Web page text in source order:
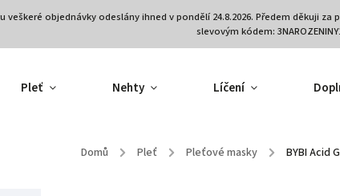
veškeré objednávky odeslány ihned v pondělí 24.8.2026. Předem děkuji
slevovým kódem:
Pleť Nehty Líčení
Domů / Pleť / Pleťové masky / BYBI Acid